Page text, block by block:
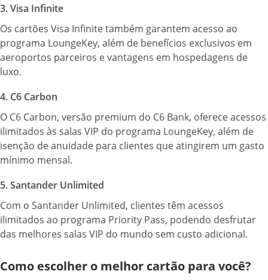
3. Visa Infinite
Os cartões Visa Infinite também garantem acesso ao
programa LoungeKey, além de benefícios exclusivos em
aeroportos parceiros e vantagens em hospedagens de
luxo.
4. C6 Carbon
O C6 Carbon, versão premium do C6 Bank, oferece acessos
ilimitados às salas VIP do programa LoungeKey, além de
isenção de anuidade para clientes que atingirem um gasto
mínimo mensal.
5. Santander Unlimited
Com o Santander Unlimited, clientes têm acessos
ilimitados ao programa Priority Pass, podendo desfrutar
das melhores salas VIP do mundo sem custo adicional.
Como escolher o melhor cartão para você?